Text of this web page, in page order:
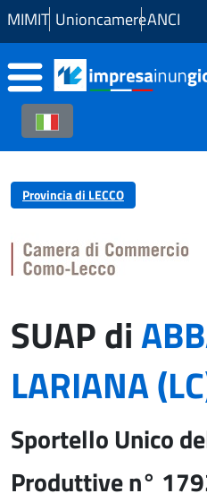
Skip to Main Content
MIMIT UnioncamereANCI
Provincia di LECCO
SUAP di
LARIANA
Sportello Unico
Produttive n°